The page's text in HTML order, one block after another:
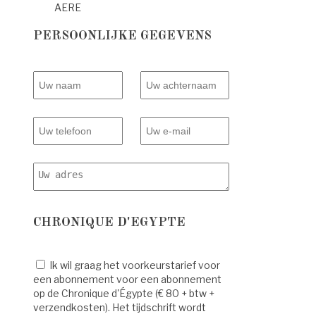
AERE
PERSOONLIJKE GEGEVENS
CHRONIQUE D'EGYPTE
Ik wil graag het voorkeurstarief voor
een abonnement voor een abonnement
op de Chronique d'Égypte (€ 80 + btw +
verzendkosten). Het tijdschrift wordt